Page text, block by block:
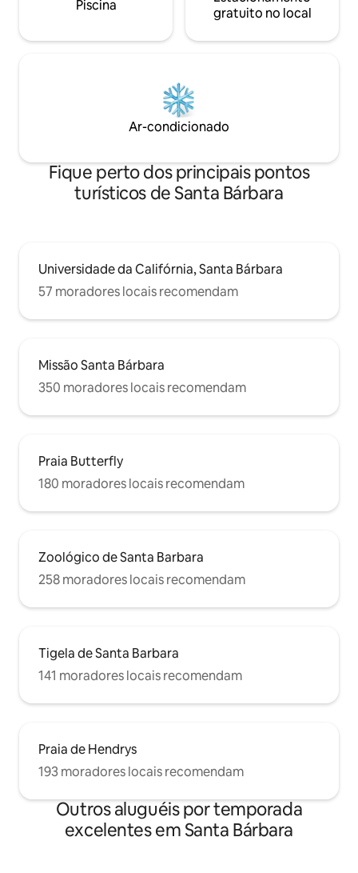
Piscina
gratuito no local
Ar-condicionado
Fique perto dos principais pontos
turísticos de Santa Bárbara
Universidade da Califórnia, Santa Bárbara
57 moradores locais recomendam
Missão Santa Bárbara
350 moradores locais recomendam
Praia Butterfly
180 moradores locais recomendam
Zoológico de Santa Barbara
258 moradores locais recomendam
Tigela de Santa Barbara
141 moradores locais recomendam
Praia de Hendrys
193 moradores locais recomendam
Outros aluguéis por temporada
excelentes em Santa Bárbara